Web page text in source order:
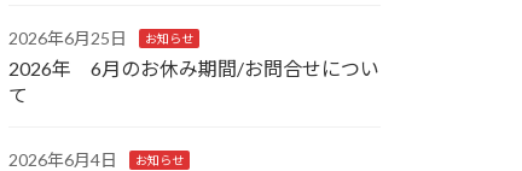
2026年6月25日 お知らせ
2026年 6月のお休み期間/お問合せについ
て
2026年6月4日 お知らせ